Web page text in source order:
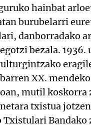
hainbat
burubelarri
danborradako
bezala. 1936.
XX.
mutil koskorra
txistua
Txistulari Bandako